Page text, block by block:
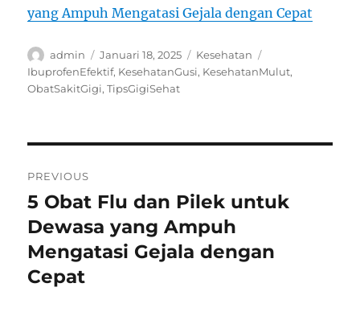
yang Ampuh Mengatasi Gejala dengan Cepat
Author
admin
Posted
on
Januari 18, 2025 Categories
Kesehatan
IbuprofenEfektif, KesehatanGusi, KesehatanMulut,
ObatSakitGigi,TipsGigiSehat
pos
PREVIOUS
Previous
post:
5 Obat Flu dan Pilek untuk
Dewasa yang Ampuh
Mengatasi Gejala dengan
Cepat